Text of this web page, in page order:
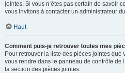
jointes. Si vous n’êtes pas certain de savoir
vous invitons à contacter un administrateur
Haut
Comment puis-je retrouver toutes mes
Pour retrouver la liste des pièces jointes que
vous rendre dans le panneau de contrôle de
la section des pièces jointes.